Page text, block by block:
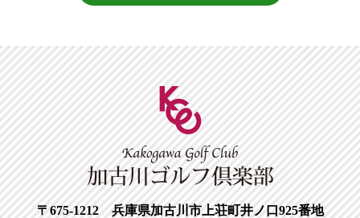
〒675-1212 兵庫県加古川市上荘町井ノ口925番地